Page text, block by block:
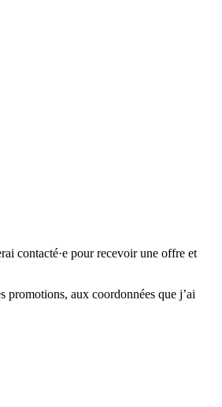
contacté·e pour recevoir une offre et
promotions, aux coordonnées que j’ai